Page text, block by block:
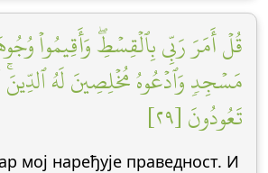
قُلۡ أَمَرَ رَبِّي بِٱلۡقِسۡطِۖ وَأَقِيمُواْ
مَسۡجِدٖ وَٱدۡعُوهُ مُخۡلِصِينَ لَهُ
تَعُودُونَ [٢٩]
мој наређује праведност. И